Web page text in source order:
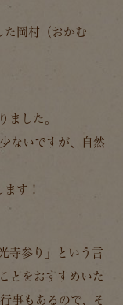
た岡村（おかむ
ました。
ないですが、自然
す！
寺参り」という言
とをおすすめいた
事もあるので、そ